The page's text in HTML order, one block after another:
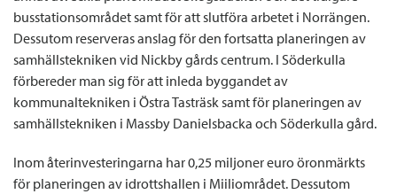
busstationsområdet samt för att slutföra arbetet i Norrängen.
Dessutom reserveras anslag för den fortsatta planeringen av
samhällstekniken vid Nickby gårds centrum. I Söderkulla
förbereder man sig för att inleda byggandet av
kommunaltekniken i Östra Tasträsk samt för planeringen av
samhällstekniken i Massby Danielsbacka och Söderkulla gård.
Inom återinvesteringarna har 0,25 miljoner euro öronmärkts
för planeringen av idrottshallen i Miiliområdet. Dessutom